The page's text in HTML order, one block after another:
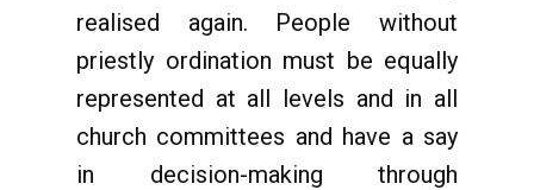
realised again. People without
priestly ordination must be equally
represented at all levels and in all
church committees and have a say
in decision-making through